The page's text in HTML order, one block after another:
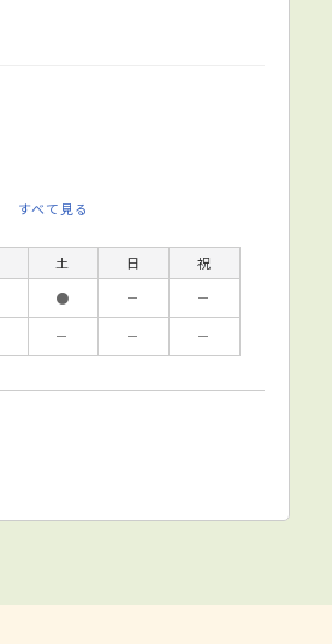
すべて見る
土 日
祝
● －
－
－ － －